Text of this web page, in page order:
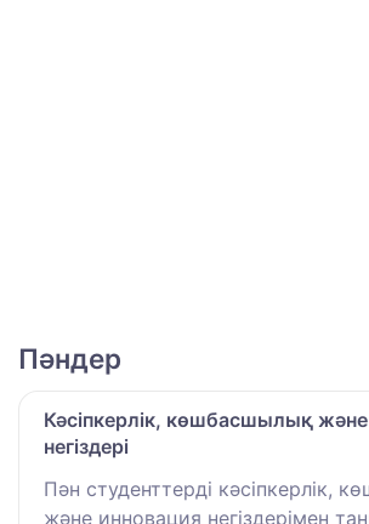
Пәндер
Кәсіпкерлік, көшбасшылық
негіздері
Пән студенттерді кәсіпкерлік,
және инновация негіздерімен